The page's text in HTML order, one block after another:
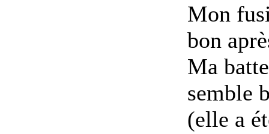
Mon
bon
Ma
semble
(elle a